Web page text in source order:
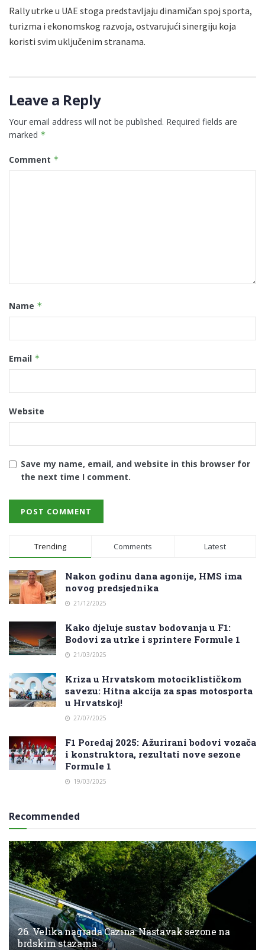
Rally utrke u UAE stoga predstavljaju dinamičan spoj sporta,
turizma i ekonomskog razvoja, ostvarujući sinergiju koja
koristi svim uključenim stranama.
Leave a Reply
Your email address will not be published. Required fields are
marked *
Comment *
Name *
Email *
Website
Save my name, email, and website in this browser for
the next time I comment.
Trending Comments Latest
Nakon godinu dana agonije, HMS ima
novog predsjednika
21/12/2025
Kako djeluje sustav bodovanja u F1:
Bodovi za utrke i sprintere Formule 1
21/03/2025
Kriza u Hrvatskom motociklističkom
savezu: Hitna akcija za spas motosporta
u Hrvatskoj!
27/07/2025
F1 Poredaj 2025: Ažurirani bodovi vozača
i konstruktora, rezultati nove sezone
Formule 1
19/03/2025
Recommended
26. Velika nagrada Cazina: Nastavak sezone na
brdskim stazama